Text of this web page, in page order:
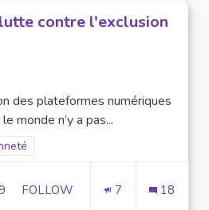
contre l'exclusion
des plateformes numériques
monde n’y a pas...
Numérique et Citoyenneté
19 FOLLOWERS
FOLLOW 7 18